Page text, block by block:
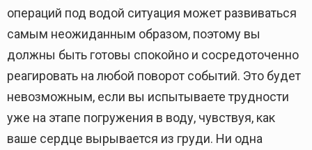
операций под водой ситуация может развиваться
самым неожиданным образом, поэтому вы
должны быть готовы спокойно и сосредоточенно
реагировать на любой поворот событий. Это будет
невозможным, если вы испытываете трудности
уже на этапе погружения в воду, чувствуя, как
ваше сердце вырывается из груди. Ни одна